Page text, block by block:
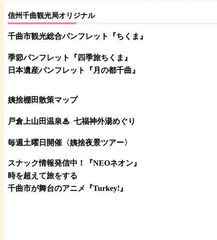
信州千曲観光局オリジナル
千曲市観光総合パンフレット 『ちくま 』
季節パンフレット『四季旅ちくま』
日本遺産パンフレット
『月の都千曲 』
姨捨棚田散策マップ
戸倉上山田温泉♨ 七福神外湯めぐり
毎週土曜日開催〈姨捨夜景ツアー〉
スナック情報発信中！『NEOネオン』
時を超えて旅をする
千曲市が舞台のアニメ『Turkey!』